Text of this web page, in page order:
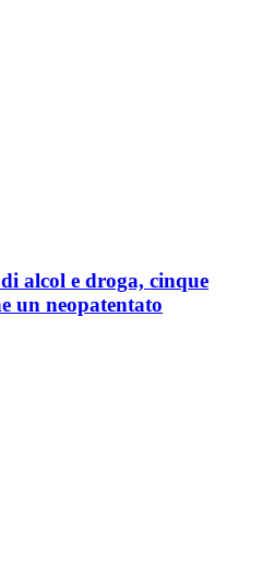
alcol e droga, cinque
un neopatentato